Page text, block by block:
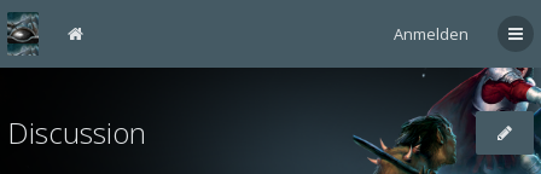
Anmelden
Discussion